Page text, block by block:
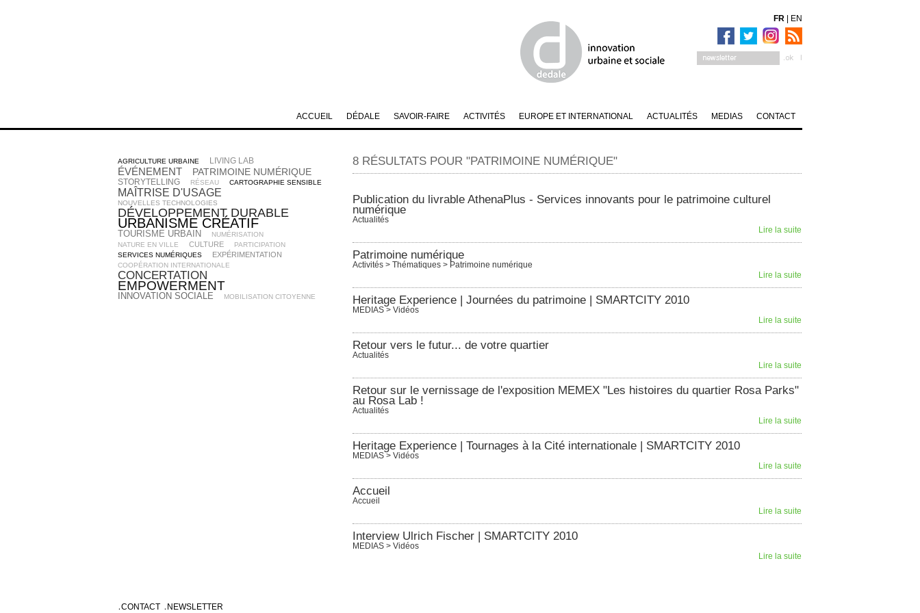
AGRICULTURE URBAINE LIVING LAB
ÉVÉNEMENT PATRIMOINE NUMÉRIQUE
STORYTELLING RÉSEAU CARTOGRAPHIE SENSIBLE
MAÎTRISE D'USAGE
NOUVELLES TECHNOLOGIES
DÉVELOPPEMENT DURABLE
URBANISME CRÉATIF
TOURISME URBAIN
NUMÉRISATION
NATURE EN VILLE
CULTURE
PARTICIPATION
SERVICES NUMÉRIQUES
EXPÉRIMENTATION
COOPÉRATION INTERNATIONALE
CONCERTATION
EMPOWERMENT
INNOVATION SOCIALE MOBILISATION CITOYENNE
8 RÉSULTATS POUR "PATRIMOINE NUMÉRIQUE"
Publication du livrable AthenaPlus - Services innovants pour le patrimoine culturel
numérique
Actualités
Lire la suite
Patrimoine numérique
Activités > Thématiques > Patrimoine numérique
Lire la suite
Heritage Experience | Journées du patrimoine | SMARTCITY 2010
MEDIAS > Vidéos
Lire la suite
Retour vers le futur... de votre quartier
Actualités
Lire la suite
Retour sur le vernissage de l'exposition MEMEX "Les histoires du quartier Rosa Parks"
au Rosa Lab !
Actualités
Lire la suite
Heritage Experience | Tournages à la Cité internationale | SMARTCITY 2010
MEDIAS > Vidéos
Lire la suite
Accueil
Accueil
Lire la suite
Interview Ulrich Fischer | SMARTCITY 2010
MEDIAS > Vidéos
Lire la suite
CONTACT
MEDIAS
ACTUALITÉS
EUROPE ET INTERNATIONAL
ACTIVITÉS
SAVOIR-FAIRE
DÉDALE
ACCUEIL
CONTACT NEWSLETTER
FR EN